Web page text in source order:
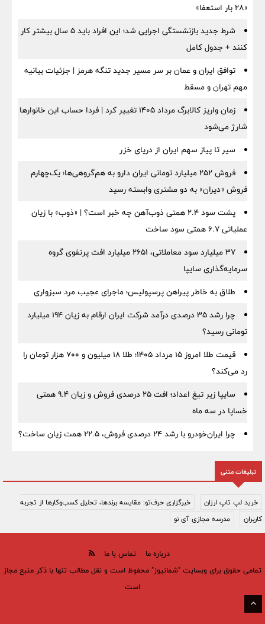
«۲۸ بار استعفا»
شرط جدید بازنشستگی اجرایی شد؛ این افراد باید ۵ سال بیشتر کار
کنند + جدول کامل
توافق ایران و عمان بر سر مسیر جدید تنگه هرمز | جزئیات بیانیه
مهم تهران و مسقط
زمان واریز کالابرگ مرداد ۱۴۰۵ تغییر کرد | فردا حساب این خانوارها
شارژ می‌شود
سیر تا پیاز سهم ایران از دریای خزر
فروش ۲۵۲ میلیارد تومانی ایران دارو به هم‌گروهی‌ها؛ یک‌چهارم
فروش «دیران» به دو مشتری وابسته رسید
پشت سود ۲.۴ همتی ذوب‌آهن چه خبر است؟ | «ذوب» با زیان
عملیاتی ۶.۷ همتی سود ساخت
۳۷ میلیارد سود معاملاتی، ۲۶۵۱ میلیارد افت پرتفوی گروه
سرمایه‌گذاری سایپا
طلاق به خاطر پیراهن پرسپولیس؛ ماجرای عجیب مرد سبزواری
چرا رشد ۳۵ درصدی درآمد شرکت ایران ارقام به زیان ۱۹۴ میلیارد
تومانی رسید؟
قیمت طلا امروز ۱۵ مرداد ۱۴۰۵؛ طلا ۱۸ میلیون و ۷۰۰ هزار تومان را
رد می‌کند؟
سایپا زیر تیغ اعداد؛ افت ۲۵ درصدی فروش و زیان ۹.۴ همتی
خساپا در سه ماه
چرا ایران‌خودرو با رشد ۲۴ درصدی فروش، ۲۲.۵ همت زیان ساخت؟
تبلیغات متنی
خرید لپ تاپ ارزان
خبرگزاری حرف‌تو: مقایسه برندها، تحلیل کسب‌وکارها از تجربه
کاربران
مدرسه مجازی آی نو
درباره ما
تماس با ما
تمامی حقوق برای وبسایت "شمانیوز" محفوظ است و نقل مطالب تنها با ذکر منبع مجاز
است